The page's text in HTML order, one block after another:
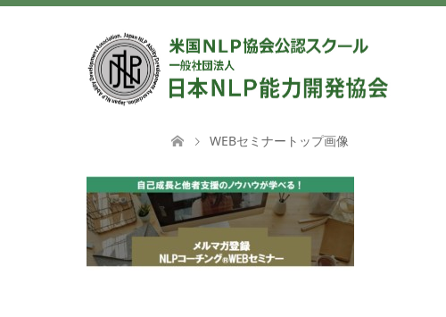
WEBセミナートップ画像